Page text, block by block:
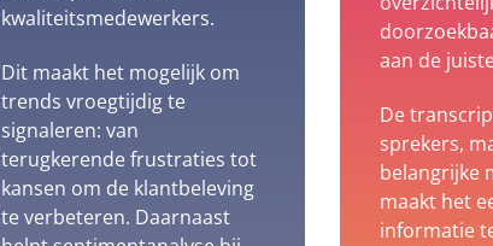
kwaliteitsmedewerkers.
Dit maakt het mogelijk om
trends vroegtijdig te
signaleren: van
terugkerende frustraties tot
kansen om de klantbeleving
te verbeteren. Daarnaast
aan de
De
sprekers,
belangrijke
maakt het
informatie